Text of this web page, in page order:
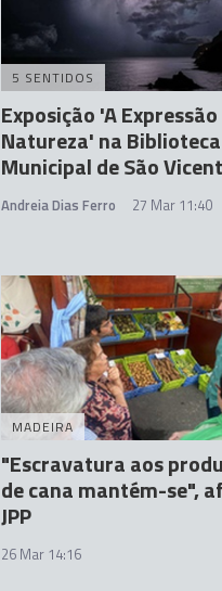
5 SENTIDOS
Exposição 'A
Natureza' na Biblioteca
Municipal de São
Andreia Dias Ferro 27 Mar 11:40
MADEIRA
"Escravatura aos
de cana mantém-se",
JPP
26 Mar 14:16